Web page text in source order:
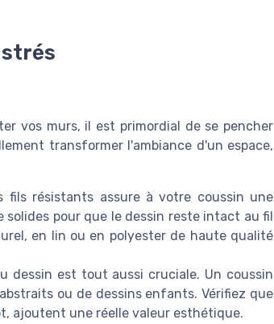
vos murs, il est primordial de se pencher
transformer l'ambiance d'un espace,
résistants assure à votre coussin une
pour que le dessin reste intact au fil
en lin ou en polyester de haute qualité
dessin est tout aussi cruciale. Un coussin
ou de dessins enfants. Vérifiez que
ajoutent une réelle valeur esthétique.